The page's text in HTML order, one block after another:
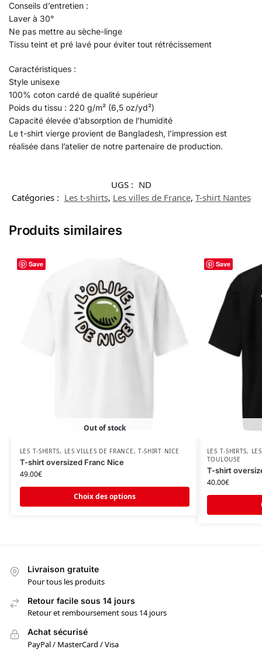
Conseils d’entretien :
Laver à 30°
Ne pas mettre au sèche-linge
Tissu teint et pré lavé pour éviter tout rétrécissement
Caractéristiques :
Style unisexe
100% coton cardé de qualité supérieur
Poids du tissu : 220 g/m² (6,5 oz/yd²)
Capacité élevée d’absorption de l’humidité
Le t-shirt vierge provient de Bangladesh, l’impression est
réalisée dans l’atelier de notre partenaire de production.
UGS : ND
Catégories : Les t-shirts, Les villes de France, T-shirt Nantes
Produits similaires
Save
Out of stock
LES T-SHIRTS, LES VILLES DE FRANCE, T-SHIRT NICE
T-shirt oversized Franc Nice
49.00€
Choix des options
Save
LES T-SHIRTS,
TOULOUSE
T-shirt
40.00€
Livraison gratuite
Pour tous les produits
Retour facile sous 14 jours
Retour et remboursement sous 14 jours
Achat sécurisé
PayPal / MasterCard / Visa